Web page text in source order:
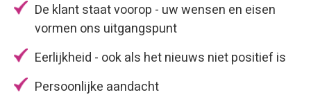
De klant staat voorop - uw wensen en eisen
vormen ons uitgangspunt
Eerlijkheid - ook als het nieuws niet positief is
Persoonlijke aandacht